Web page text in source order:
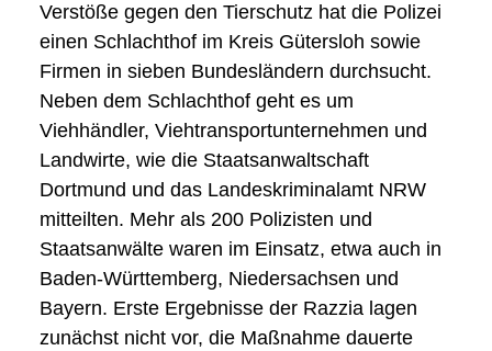
Verstöße gegen den Tierschutz hat die Polizei
einen Schlachthof im Kreis Gütersloh sowie
Firmen in sieben Bundesländern durchsucht.
Neben dem Schlachthof geht es um
Viehhändler, Viehtransportunternehmen und
Landwirte, wie die Staatsanwaltschaft
Dortmund und das Landeskriminalamt NRW
mitteilten. Mehr als 200 Polizisten und
Staatsanwälte waren im Einsatz, etwa auch in
Baden-Württemberg, Niedersachsen und
Bayern. Erste Ergebnisse der Razzia lagen
zunächst nicht vor, die Maßnahme dauerte